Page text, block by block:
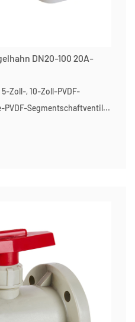
DN20-100 20A-
Zoll-, 10-Zoll-PVDF-
PVDF-Segmentschaftventil...